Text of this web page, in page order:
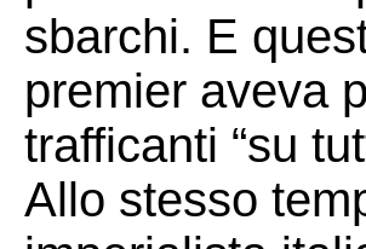
sbarchi. E
premier aveva
trafficanti “su
Allo stesso